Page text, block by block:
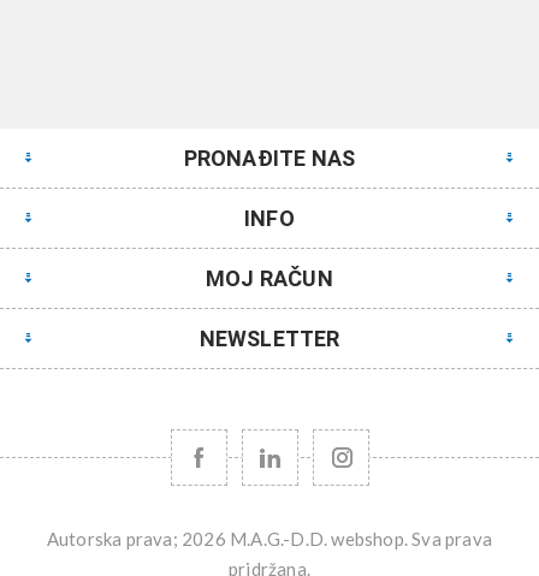
PRONAĐITE NAS
INFO
MOJ RAČUN
NEWSLETTER
Autorska prava; 2026 M.A.G.-D.D. webshop. Sva prava
pridržana.